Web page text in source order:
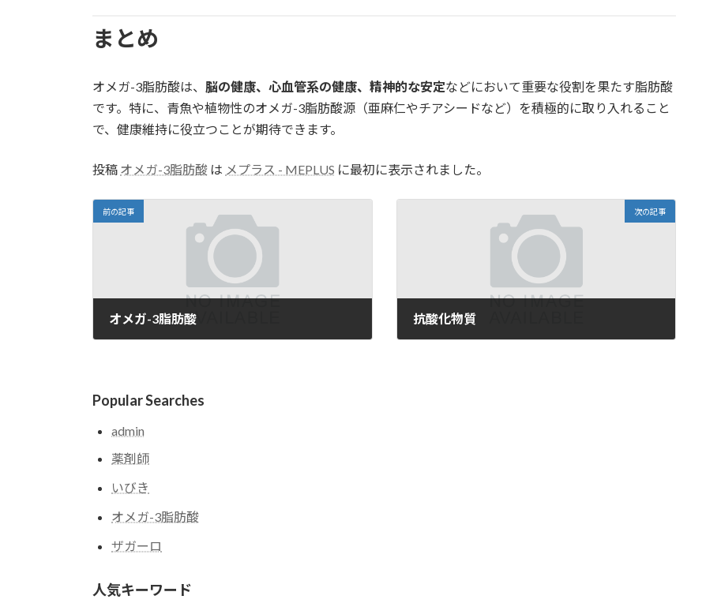
まとめ
オメガ-3脂肪酸は、 脳の健康、心血管系の健康、精神的な安定などにおいて重要な役割を果たす脂肪酸
です。特に、青魚や植物性のオメガ-3脂肪酸源（亜麻仁やチアシードなど）を積極的に取り入れること
で、健康維持に役立つことが期待できます。
投稿 オメガ-3脂肪酸 は メプラス - MEPLUS に最初に表示されました。
前の記事
オメガ-3脂肪酸
次の記事
抗酸化物質
Popular Searches
admin
薬剤師
いびき
オメガ-3脂肪酸
ザガーロ
人気キーワード